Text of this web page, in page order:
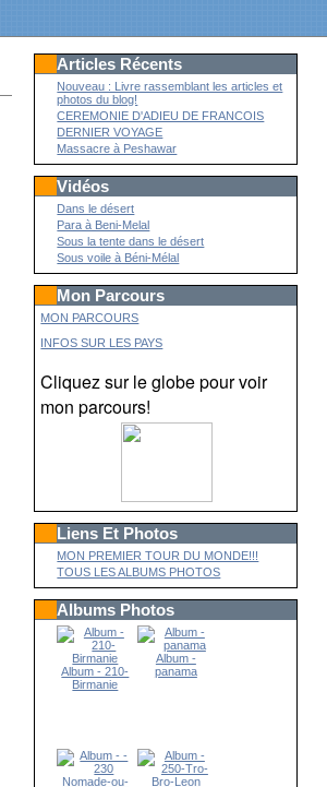
Articles Récents
Nouveau : Livre rassemblant les articles et
photos du blog!
CEREMONIE D'ADIEU DE FRANCOIS
DERNIER VOYAGE
Massacre à Peshawar
Vidéos
Dans le désert
Para à Beni-Melal
Sous la tente dans le désert
Sous voile à Béni-Mélal
Mon Parcours
MON PARCOURS
INFOS SUR LES PAYS
Cliquez sur le globe pour voir
mon parcours!
Liens Et Photos
MON PREMIER TOUR DU MONDE!!!
TOUS LES ALBUMS PHOTOS
Albums Photos
Album - 210-
Birmanie
Album -
panama